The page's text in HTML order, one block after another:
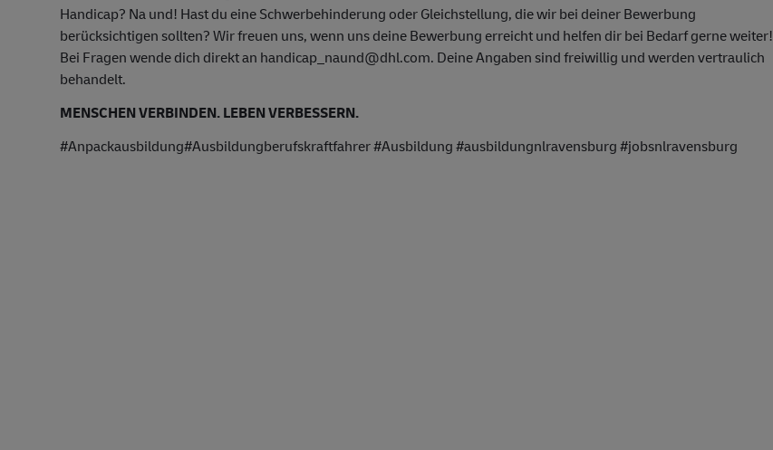
Handicap? Na und! Hast du eine Schwerbehinderung oder Gleichstellung, die wir bei deiner Bewerbung
berücksichtigen sollten? Wir freuen uns, wenn uns deine Bewerbung erreicht und helfen dir bei Bedarf gerne weiter!
Bei Fragen wende dich direkt an handicap_naund@dhl.com. Deine Angaben sind freiwillig und werden vertraulich
behandelt.
MENSCHEN VERBINDEN. LEBEN VERBESSERN.
#Anpackausbildung#Ausbildungberufskraftfahrer #Ausbildung #ausbildungnlravensburg #jobsnlravensburg